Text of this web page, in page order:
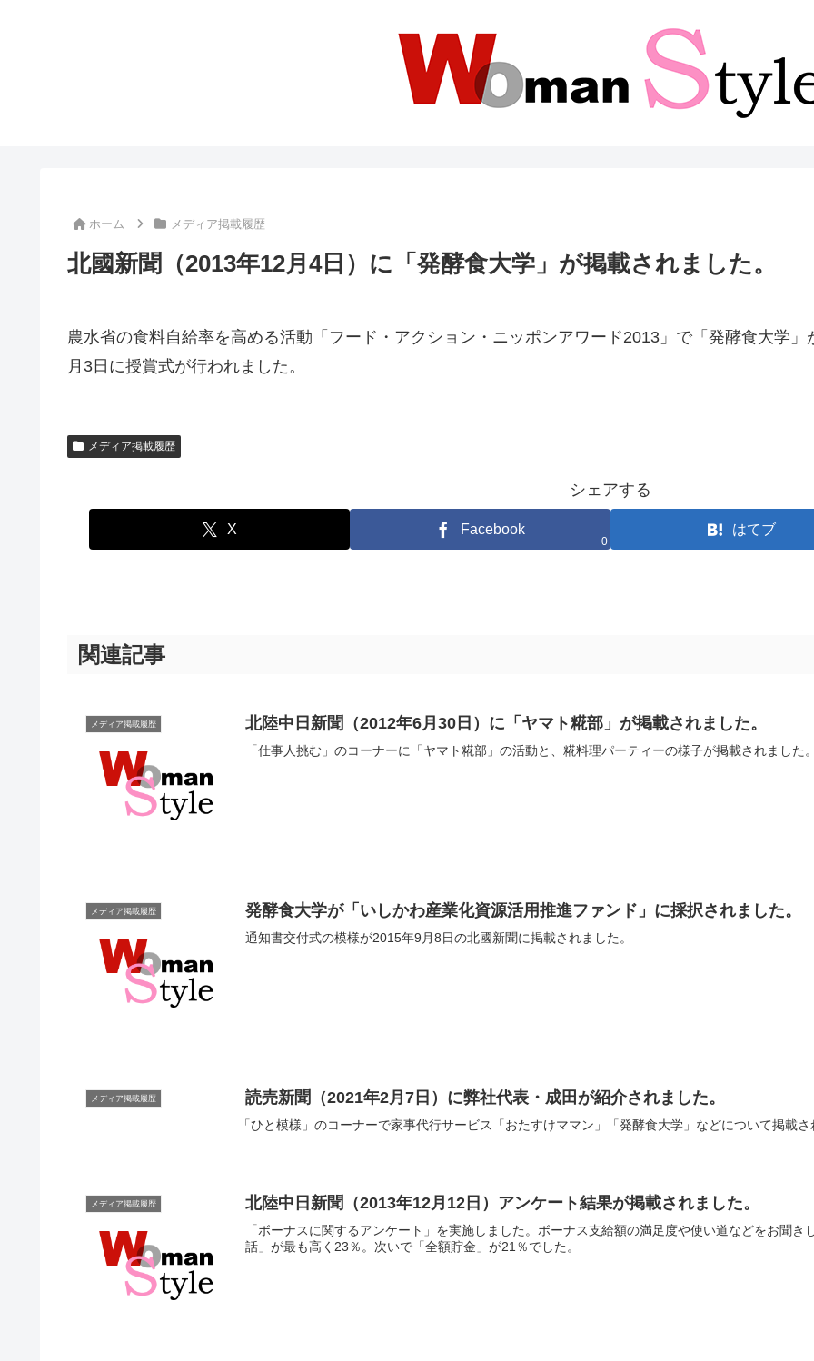
ホーム メディア掲載履歴
北國新聞（2013年12月4日）に「発酵食大学」が掲載されました。
農水省の食料自給率を高める活動「フード・アクション・ニッポンアワード2013」で「発酵食大学
月3日に授賞式が行われました。
メディア掲載履歴
シェアする
X Facebook
0
はてブ
関連記事
メディア掲載履歴 北陸中日新聞（2012年6月30日）に「ヤマト糀部」が掲載されました。
「仕事人挑む」のコーナーに「ヤマト糀部」の活動と、糀料理パーティーの様子が掲載されました。
メディア掲載履歴 発酵食大学が「いしかわ産業化資源活用推進ファンド」に採択されました。
通知書交付式の模様が2015年9月8日の北國新聞に掲載されました。
メディア掲載履歴 読売新聞（2021年2月7日）に弊社代表・成田が紹介されました。
「ひと模様」のコーナーで家事代行サービス「おたすけママン」「発酵食大学」などについて掲載さ
メディア掲載履歴 北陸中日新聞（2013年12月12日）アンケート結果が掲載されました。
「ボーナスに関するアンケート」を実施しました。ボーナス支給額の満足度や使い道などをお聞
話」が最も高く23％。次いで「全額貯金」が21％でした。